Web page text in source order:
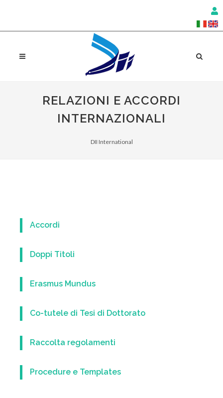
RELAZIONI E ACCORDI
INTERNAZIONALI
DII International
Accordi
Doppi Titoli
Erasmus Mundus
Co-tutele di Tesi di Dottorato
Raccolta regolamenti
Procedure e Templates